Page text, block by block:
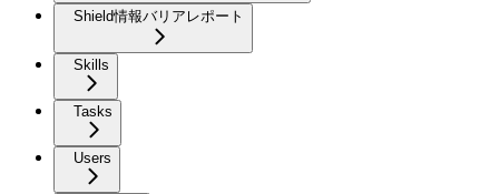
Shield情報バリアレポート
Skills
Tasks
Users